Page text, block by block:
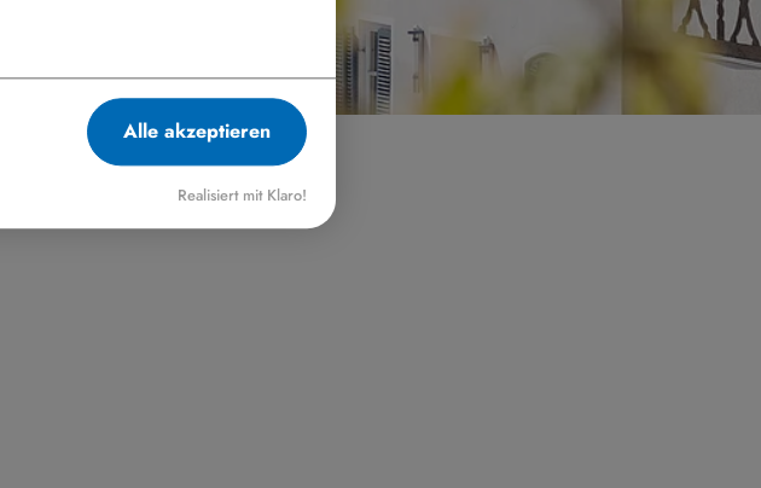
Alle akzeptieren
Realisiert mit Klaro!